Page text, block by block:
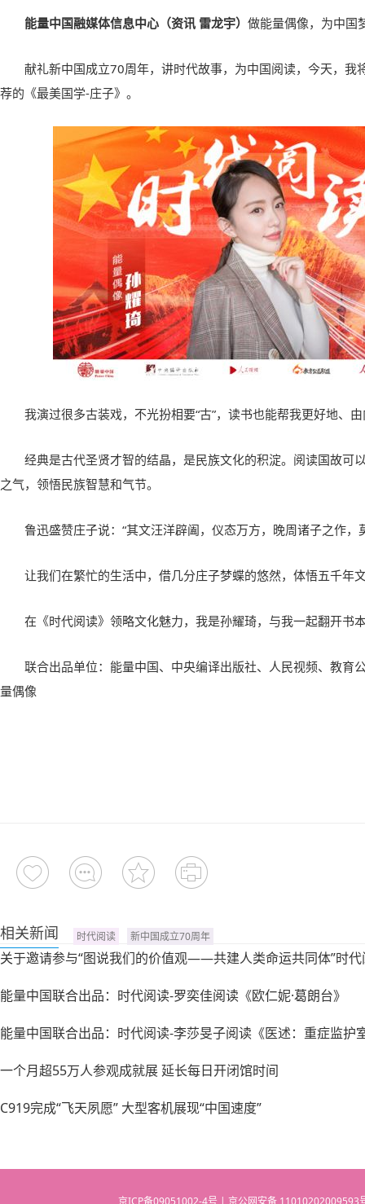
能量中国融媒体信息中心（资讯 雷龙宇） 做能量偶像，为中国
献礼新中国成立70周年，讲时代故事，为中国阅读，今天，我
荐的《最美国学-庄子》。
我演过很多古装戏，不光扮相要“古”，读书也能帮我更好地、
经典是古代圣贤才智的结晶，是民族文化的积淀。阅读国故可
之气，领悟民族智慧和气节。
鲁迅盛赞庄子说：“其文汪洋辟阖，仪态万方，晚周诸子之作，
让我们在繁忙的生活中，借几分庄子梦蝶的悠然，体悟五千年
在《时代阅读》领略文化魅力，我是孙耀琦，与我一起翻开书
联合出品单位：能量中国、中央编译出版社、人民视频、教育
量偶像
相关新闻 时代阅读 新中国成立70周年
关于邀请参与“图说我们的价值观——共建人类命运共同体”时代
能量中国联合出品：时代阅读-罗奕佳阅读《欧仁妮·葛朗台》
能量中国联合出品：时代阅读-李莎旻子阅读《医述：重症监护
一个月超55万人参观成就展 延长每日开闭馆时间
C919完成“飞天夙愿” 大型客机展现“中国速度”
京ICP备09051002-4号 | 京公网安备